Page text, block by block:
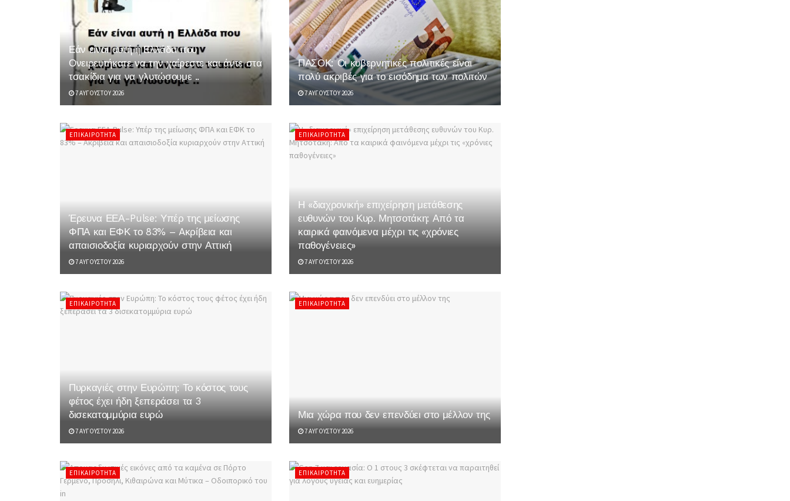
Εάν είναι αυτή η Ελλάδα που
Ονειρευτήκατε να την χαίρεστε και άντε στα
τσακίδια για να γλυτώσουμε ..
7 ΑΥΓΟΎΣΤΟΥ 2026
ΠΑΣΟΚ: Οι κυβερνητικές πολιτικές είναι
πολύ ακριβές για το εισόδημα των πολιτών
7 ΑΥΓΟΎΣΤΟΥ 2026
ΕΠΙΚΑΙΡΌΤΗΤΑ
Έρευνα ΕΕΑ-Pulse: Υπέρ της μείωσης
ΦΠΑ και ΕΦΚ το 83% – Aκρίβεια και
απαισιοδοξία κυριαρχούν στην Αττική
7 ΑΥΓΟΎΣΤΟΥ 2026
ΕΠΙΚΑΙΡΌΤΗΤΑ
Η «διαχρονική» επιχείρηση μετάθεσης
ευθυνών του Κυρ. Μητσοτάκη: Από τα
καιρικά φαινόμενα μέχρι τις «χρόνιες
παθογένειες»
7 ΑΥΓΟΎΣΤΟΥ 2026
ΕΠΙΚΑΙΡΌΤΗΤΑ
Πυρκαγιές στην Ευρώπη: Το κόστος τους
φέτος έχει ήδη ξεπεράσει τα 3
δισεκατομμύρια ευρώ
7 ΑΥΓΟΎΣΤΟΥ 2026
ΕΠΙΚΑΙΡΌΤΗΤΑ
Μια χώρα που δεν επενδύει στο μέλλον της
7 ΑΥΓΟΎΣΤΟΥ 2026
ΕΠΙΚΑΙΡΌΤΗΤΑ ΕΠΙΚΑΙΡΌΤΗΤΑ